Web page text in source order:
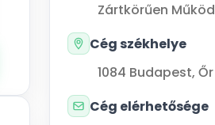
Zártkörűen
Cég székhelye
1084 Budapest,
Cég elérhetősége